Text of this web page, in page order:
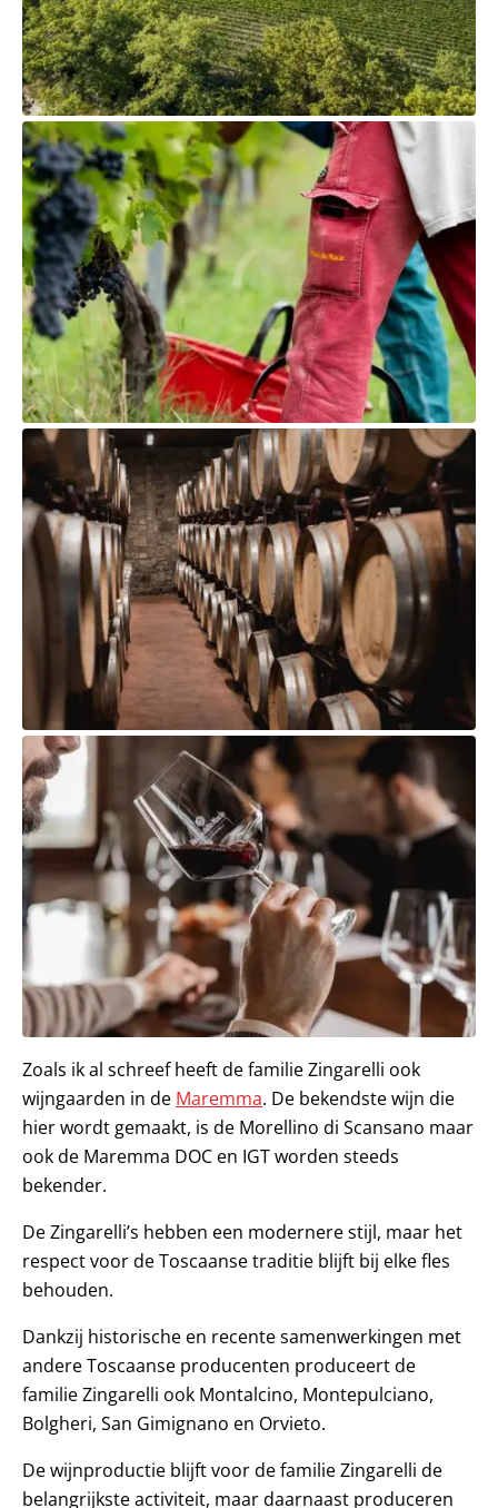
Zoals ik al schreef heeft de familie Zingarelli ook
wijngaarden in de Maremma. De bekendste wijn die
hier wordt gemaakt, is de Morellino di Scansano maar
ook de Maremma DOC en IGT worden steeds
bekender.
De Zingarelli’s hebben een modernere stijl, maar het
respect voor de Toscaanse traditie blijft bij elke fles
behouden.
Dankzij historische en recente samenwerkingen met
andere Toscaanse producenten produceert de
familie Zingarelli ook Montalcino, Montepulciano,
Bolgheri, San Gimignano en Orvieto.
De wijnproductie blijft voor de familie Zingarelli de
belangrijkste activiteit, maar daarnaast produceren